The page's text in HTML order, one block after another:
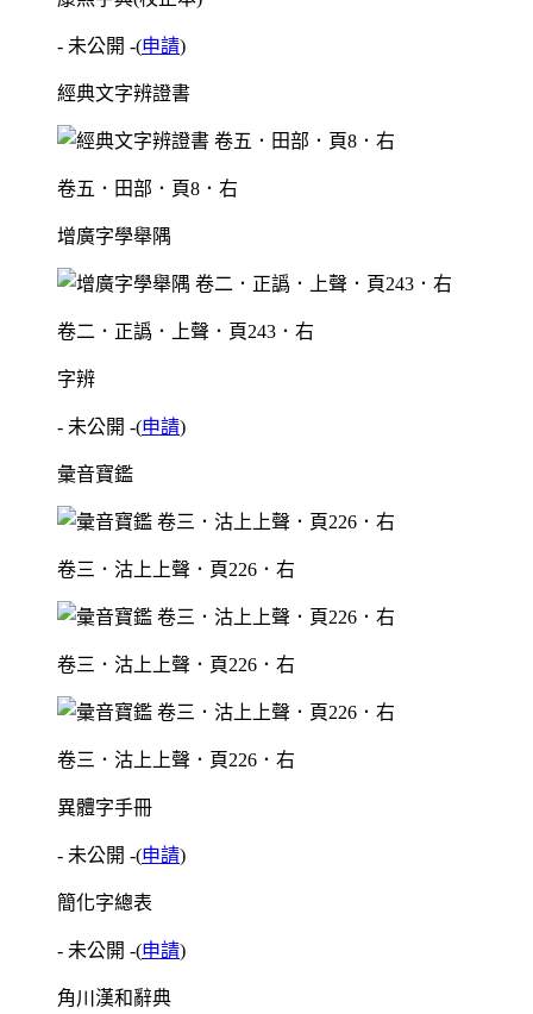
- 未公開 -(申請)
經典文字辨證書
卷五．田部．頁8．右
增廣字學舉隅
卷二．正譌．上聲．頁243．右
字辨
- 未公開 -(申請)
彙音寶鑑
卷三．沽上上聲．頁226．右
卷三．沽上上聲．頁226．右
卷三．沽上上聲．頁226．右
異體字手冊
- 未公開 -(申請)
簡化字總表
- 未公開 -(申請)
角川漢和辭典